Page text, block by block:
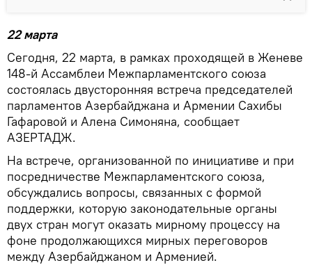
22 марта
Сегодня, 22 марта, в рамках проходящей в Женеве
148-й Ассамблеи Межпарламентского союза
состоялась двусторонняя встреча председателей
парламентов Азербайджана и Армении Сахибы
Гафаровой и Алена Симоняна, сообщает
АЗЕРТАДЖ.
На встрече, организованной по инициативе и при
посредничестве Межпарламентского союза,
обсуждались вопросы, связанных с формой
поддержки, которую законодательные органы
двух стран могут оказать мирному процессу на
фоне продолжающихся мирных переговоров
между Азербайджаном и Арменией.